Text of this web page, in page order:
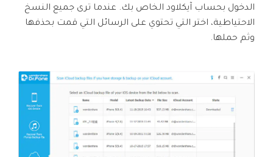
الدخول بحساب آيكلاود الخاص بك. عندما ترى جميع النسخ
الاحتياطية، اختر التي تحتوي على الرسائل التي قمت بحذفها
وثم حملها.